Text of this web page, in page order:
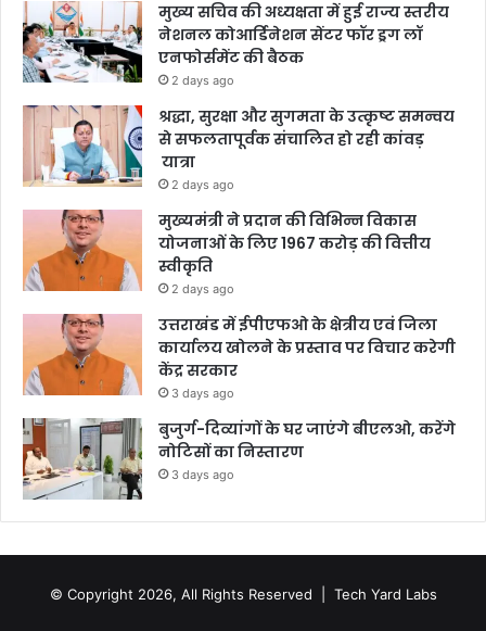
मुख्य सचिव की अध्यक्षता में हुई राज्य स्तरीय
नेशनल कोआर्डिनेशन सेंटर फॉर ड्रग लॉ
एनफोर्समेंट की बैठक
2 days ago
श्रद्धा, सुरक्षा और सुगमता के उत्कृष्ट समन्वय
से सफलतापूर्वक संचालित हो रही कांवड़
यात्रा
2 days ago
मुख्यमंत्री ने प्रदान की विभिन्न विकास
योजनाओं के लिए 1967 करोड़ की वित्तीय
स्वीकृति
2 days ago
उत्तराखंड में ईपीएफओ के क्षेत्रीय एवं जिला
कार्यालय खोलने के प्रस्ताव पर विचार करेगी
केंद्र सरकार
3 days ago
बुजुर्ग-दिव्यांगों के घर जाएंगे बीएलओ, करेंगे
नोटिसों का निस्तारण
3 days ago
© Copyright 2026, All Rights Reserved | Tech Yard Labs